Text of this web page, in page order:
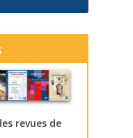
revues de